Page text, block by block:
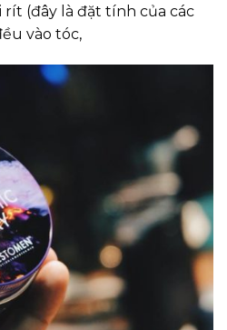
rít (đây là đặt tính của các
vào tóc,